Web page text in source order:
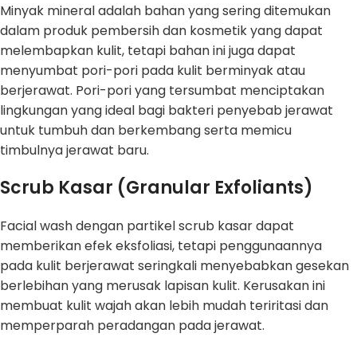
Minyak mineral adalah bahan yang sering ditemukan
dalam produk pembersih dan kosmetik yang dapat
melembapkan kulit, tetapi bahan ini juga dapat
menyumbat pori-pori pada kulit berminyak atau
berjerawat. Pori-pori yang tersumbat menciptakan
lingkungan yang ideal bagi bakteri penyebab jerawat
untuk tumbuh dan berkembang serta memicu
timbulnya jerawat baru.
Scrub Kasar (Granular Exfoliants)
Facial wash dengan partikel scrub kasar dapat
memberikan efek eksfoliasi, tetapi penggunaannya
pada kulit berjerawat seringkali menyebabkan gesekan
berlebihan yang merusak lapisan kulit. Kerusakan ini
membuat kulit wajah akan lebih mudah teriritasi dan
memperparah peradangan pada jerawat.